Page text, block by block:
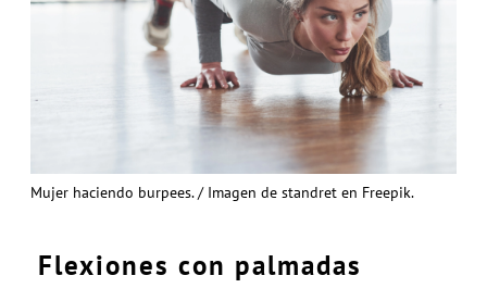
Mujer haciendo burpees. / Imagen de standret en Freepik.
Flexiones con palmadas